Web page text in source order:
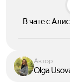
В чате с
Автор
Olga